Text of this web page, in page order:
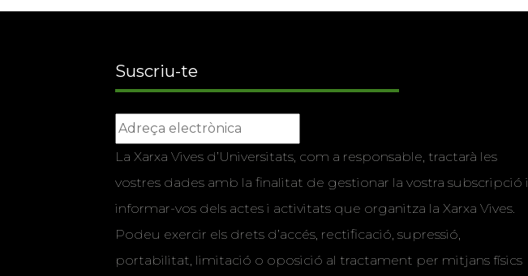
Suscriu-te
La Xarxa Vives d’Universitats, com a responsable, tractarà les
vostres dades amb la finalitat de gestionar la vostra subscripció i
informar-vos dels actes i activitats que organitza la Xarxa Vives.
Podeu exercir els drets d’accés, rectificació, supressió,
portabilitat, limitació o oposició al tractament per mitjans físics